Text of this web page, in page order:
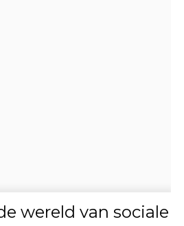
wereld van sociale